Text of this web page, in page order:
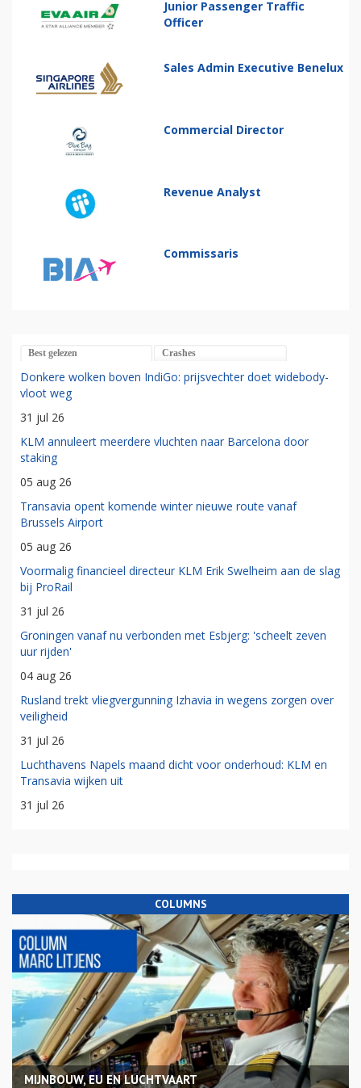
Junior Passenger Traffic
Officer
Sales Admin Executive Benelux
Commercial Director
Revenue Analyst
Commissaris
Best gelezen Crashes
Donkere wolken boven IndiGo: prijsvechter doet widebody-
vloot weg
31 jul 26
KLM annuleert meerdere vluchten naar Barcelona door
staking
05 aug 26
Transavia opent komende winter nieuwe route vanaf
Brussels Airport
05 aug 26
Voormalig financieel directeur KLM Erik Swelheim aan de slag
bij ProRail
31 jul 26
Groningen vanaf nu verbonden met Esbjerg: 'scheelt zeven
uur rijden'
04 aug 26
Rusland trekt vliegvergunning Izhavia in wegens zorgen over
veiligheid
31 jul 26
Luchthavens Napels maand dicht voor onderhoud: KLM en
Transavia wijken uit
31 jul 26
COLUMNS
MIJNBOUW, EU EN LUCHTVAART